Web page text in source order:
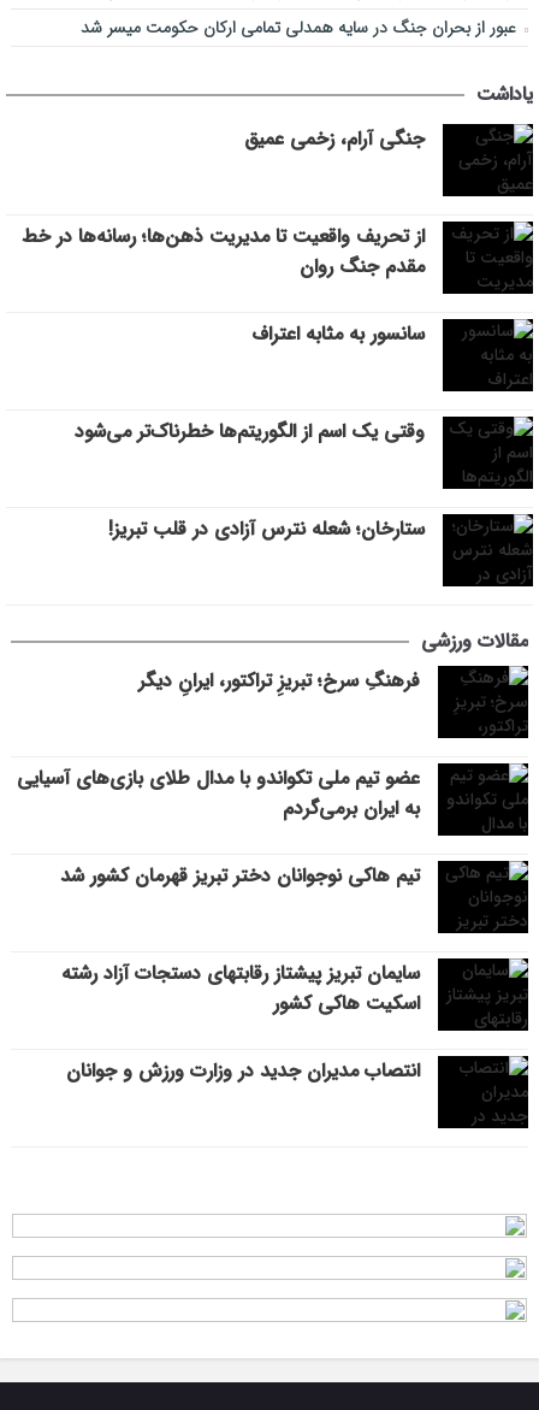
عبور از بحران جنگ در سایه همدلی تمامی ارکان حکومت میسر شد
یاداشت
جنگی آرام، زخمی عمیق
از تحریف واقعیت تا مدیریت ذهن‌ها؛ رسانه‌ها در خط
مقدم جنگ روان
سانسور به مثابه اعتراف
وقتی یک اسم از الگوریتم‌ها خطرناک‌تر می‌شود
ستارخان؛ شعله نترس آزادی در قلب تبریز!
مقالات ورزشی
فرهنگِ سرخ؛ تبریزِ تراکتور، ایرانِ دیگر
عضو تیم ملی تکواندو با مدال طلای بازی‌های آسیایی
به ایران برمی‌گردم
تیم هاکی نوجوانان دختر تبریز قهرمان کشور شد
سایمان تبریز پیشتاز رقابتهای دستجات آزاد رشته
اسکیت هاکی کشور
انتصاب مدیران جدید در وزارت ورزش و جوانان